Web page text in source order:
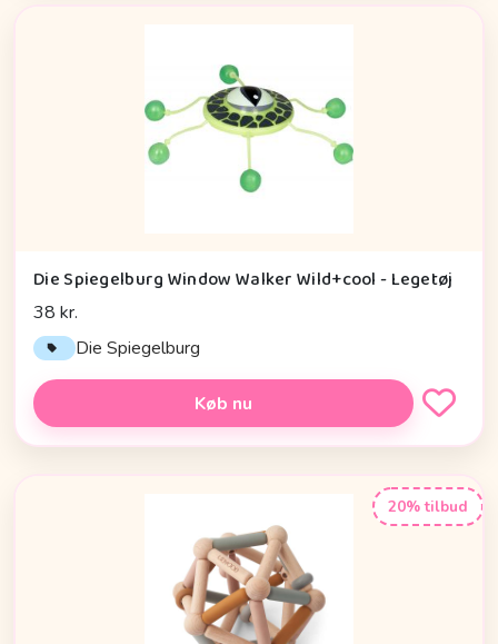
Die Spiegelburg Window Walker Wild+cool - Legetøj
38 kr.
Die Spiegelburg
Køb nu
20% tilbud